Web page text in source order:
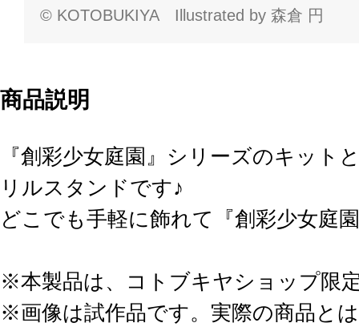
© KOTOBUKIYA Illustrated by 森倉 円
商品説明
『創彩少女庭園』シリーズのキット
リルスタンドです♪
どこでも手軽に飾れて『創彩少女庭
※本製品は、コトブキヤショップ限
※画像は試作品です。実際の商品と